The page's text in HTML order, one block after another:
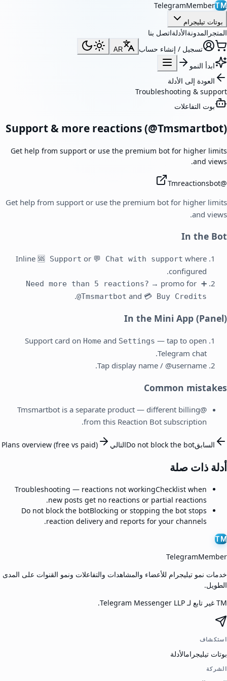
TM
TelegramMember
بوتات تيليجرام
المتجر المدونةالأدلةاتصل بنا
تسجيل / إنشاء حساب
AR
ابدأ النمو
العودة إلى الأدلة
Troubleshooting & support
بوت التفاعلات
Support & more reactions (@Tmsmartbot)
Get help from support or use the premium bot for higher limits
and views.
@
Tmreactionsbot
Get help from support or use the premium bot for higher limits
and views.
In the Bot
Inline 🆘 Support or 💬 Chat with support where
configured.
➕ Need more than 5 reactions?
→ promo for
@Tmsmartbot and 💳 Buy Credits
.
In the Mini App (Panel)
Support card on Home and Settings — tap to open
Telegram chat.
Tap display name / @username.
Common mistakes
@Tmsmartbot is a separate product — different billing
from this Reaction Bot subscription.
السابقDo not block the botالتالي Plans overview (free vs paid)
أدلة ذات صلة
Troubleshooting — reactions not workingChecklist when
new posts get no reactions or partial reactions.
Do not block the botBlocking or stopping the bot stops
reaction delivery and reports for your channels.
TM
TelegramMember
خدمات نمو تيليجرام للأعضاء والمشاهدات والتفاعلات ونمو القنوات على المدى
الطويل.
TM غير تابع لـ Telegram Messenger LLP.
استكشاف
بوتات تيليجرامالأدلة
الشركة